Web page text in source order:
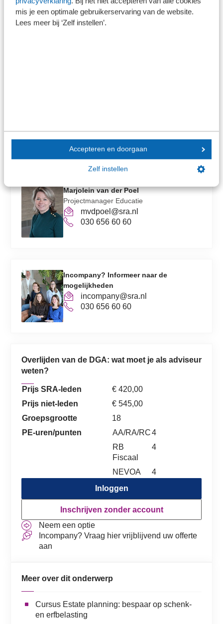
mis je een optimale gebruikerservaring van de website.
Lees meer bij ‘Zelf instellen’.
Accepteren en doorgaan
Zelf instellen
Diana Dutilh FFP
Contact
Marjolein van der Poel
Projectmanager Educatie
mvdpoel@sra.nl
030 656 60 60
Incompany? Informeer naar de
mogelijkheden
incompany@sra.nl
030 656 60 60
Overlijden van de DGA: wat moet je als adviseur
weten?
Prijs SRA-leden
€ 420,00
Prijs niet-leden
€ 545,00
Groepsgrootte
18
PE-uren/punten
AA/RA/RC4
RB
Fiscaal
4
NEVOA
4
Inloggen
Inschrijven zonder account
Neem een optie
Incompany? Vraag hier vrijblijvend uw offerte
aan
Meer over dit onderwerp
Cursus Estate planning: bespaar op schenk-
en erfbelasting